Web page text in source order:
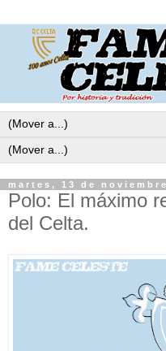
martes, 13 de
Polo: El máximo
del Celta.